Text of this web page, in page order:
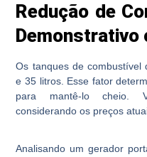
Redução de
Demonstrativo
Os tanques de combustível
e 35 litros. Esse fator
para mantê-lo cheio.
considerando os preços
Analisando um gerador